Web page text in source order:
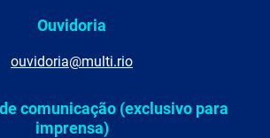
Ouvidoria
ouvidoria@multi.rio
comunicação (exclusivo para
imprensa)